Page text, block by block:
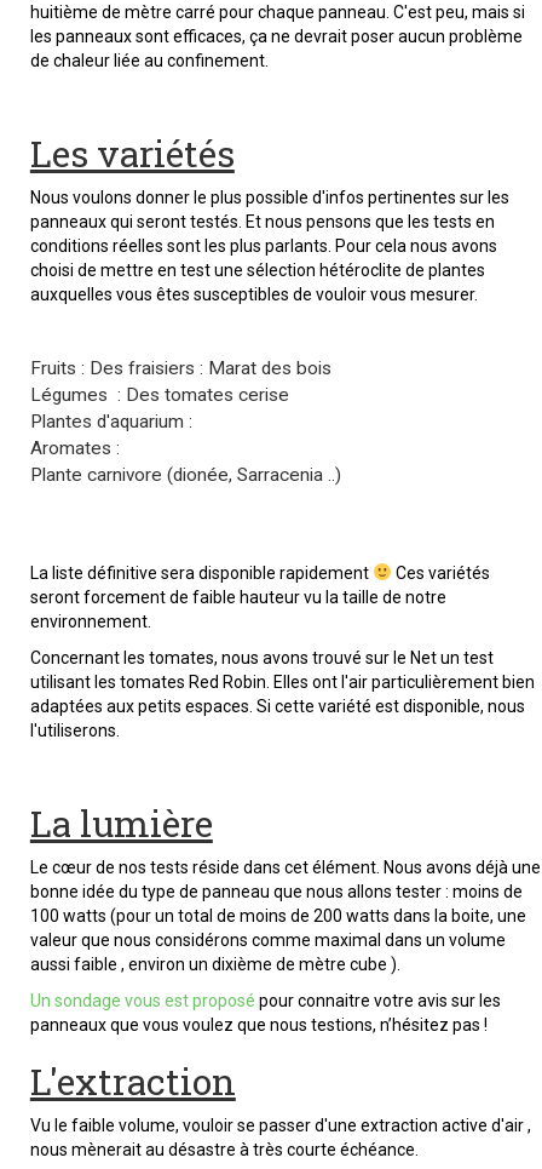
huitième de mètre carré pour chaque panneau. C'est peu, mais si
les panneaux sont efficaces, ça ne devrait poser aucun problème
de chaleur liée au confinement.
Les variétés
Nous voulons donner le plus possible d'infos pertinentes sur les
panneaux qui seront testés. Et nous pensons que les tests en
conditions réelles sont les plus parlants. Pour cela nous avons
choisi de mettre en test une sélection hétéroclite de plantes
auxquelles vous êtes susceptibles de vouloir vous mesurer.
Fruits : Des fraisiers : Marat des bois
Légumes : Des tomates cerise
Plantes d'aquarium :
Aromates :
Plante carnivore (dionée, Sarracenia ..)
La liste définitive sera disponible rapidement
Ces variétés
seront forcement de faible hauteur vu la taille de notre
environnement.
Concernant les tomates, nous avons trouvé sur le Net un test
utilisant les tomates Red Robin. Elles ont l'air particulièrement bien
adaptées aux petits espaces. Si cette variété est disponible, nous
l'utiliserons.
La lumière
Le cœur de nos tests réside dans cet élément. Nous avons déjà une
bonne idée du type de panneau que nous allons tester : moins de
100 watts (pour un total de moins de 200 watts dans la boite, une
valeur que nous considérons comme maximal dans un volume
aussi faible , environ un dixième de mètre cube ).
Un sondage vous est proposé pour connaitre votre avis sur les
panneaux que vous voulez que nous testions, n’hésitez pas !
L'extraction
Vu le faible volume, vouloir se passer d'une extraction active d'air ,
nous mènerait au désastre à très courte échéance.